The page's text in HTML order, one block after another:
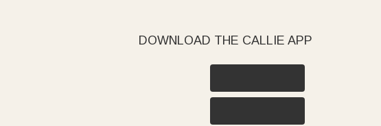
DOWNLOAD THE CALLIE APP